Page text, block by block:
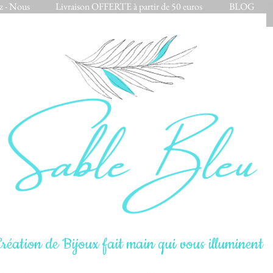
- Nous Livraison OFFERTE à partir de 50 euros BLOG
de Bijoux fait main qui vous illuminent